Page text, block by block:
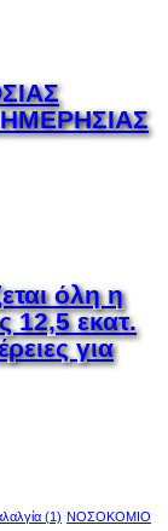
όλη η
12,5 εκατ.
για
(1) ΝΟΣΟΚΟΜΙΟ